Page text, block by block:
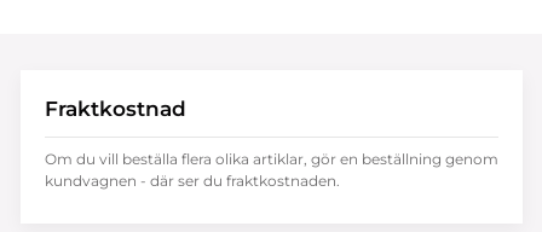
Fraktkostnad
Om du vill beställa flera olika artiklar, gör en beställning genom
kundvagnen - där ser du fraktkostnaden.